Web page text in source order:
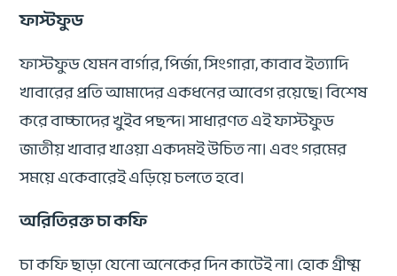
ফাস্টফুড
ফাস্টফুড যেমন বার্গার, পির্জা, সিংগারা, কাবাব ইত্যাদি
খাবারের প্রতি আমাদের একধনের আবেগ রয়েছে। বিশেষ
করে বাচ্চাদের খুইব পছন্দ। সাধারণত এই ফাস্টফুড
জাতীয় খাবার খাওয়া একদমই উচিত না। এবং গরমের
সময়ে একেবারেই এড়িয়ে চলতে হবে।
অরিতিরক্ত চা কফি
চা কফি ছাড়া যেনো অনেকের দিন কাটেই না। হোক গ্রীষ্ম